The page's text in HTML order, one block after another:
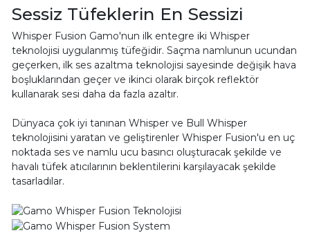
Sessiz Tüfeklerin En Sessizi
Whisper Fusion Gamo'nun ilk entegre iki Whisper
teknolojisi uygulanmış tüfeğidir. Saçma namlunun ucundan
geçerken, ilk ses azaltma teknolojisi sayesinde değişik hava
boşluklarından geçer ve ikinci olarak birçok reflektör
kullanarak sesi daha da fazla azaltır.
Dünyaca çok iyi tanınan Whisper ve Bull Whisper
teknolojisini yaratan ve geliştirenler Whisper Fusion'u en uç
noktada ses ve namlu ucu basıncı oluşturacak şekilde ve
havalı tüfek atıcılarının beklentilerini karşılayacak şekilde
tasarladılar.